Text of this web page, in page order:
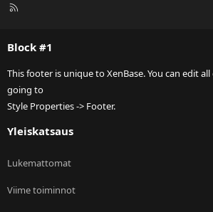
R
Block #1
This footer is unique to XenBase. You can edit
going to
Style Properties -> Footer.
Yleiskatsaus
Lukemattomat
Viime toiminnot